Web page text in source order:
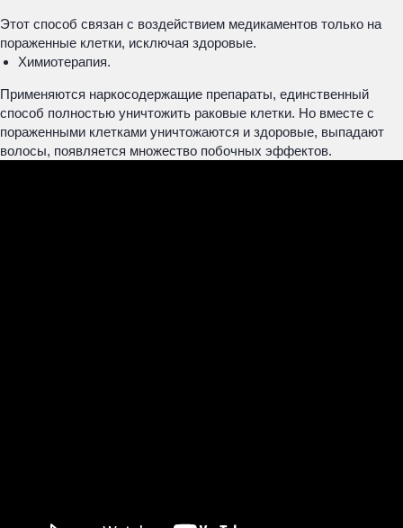
Этот способ связан с воздействием медикаментов только на
пораженные клетки, исключая здоровые.
Химиотерапия.
Применяются наркосодержащие препараты, единственный
способ полностью уничтожить раковые клетки. Но вместе с
пораженными клетками уничтожаются и здоровые, выпадают
волосы, появляется множество побочных эффектов.